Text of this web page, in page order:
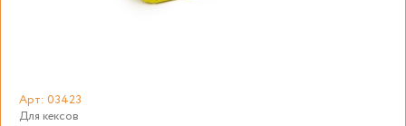
Арт: 03423
Для кексов